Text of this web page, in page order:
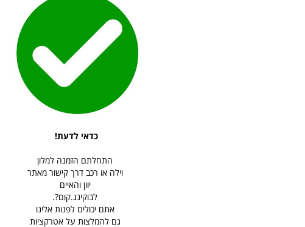
כדאי לדעת!
התחלתם הזמנה למלון
וילה או רכב דרך קישור מאתר
יוון והאיים
לבוקינג.קום?.
אתם יכולים לפנות אלינו
גם להמלצות על אטרקציות